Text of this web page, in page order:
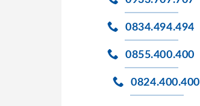
0834.494.494
0855.400.400
0824.400.400